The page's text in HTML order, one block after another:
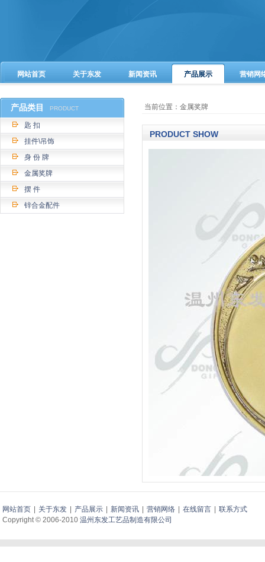
网站首页 关于东发 新闻资讯 产品展示 营销网
产品类目 PRODUCT
匙 扣
挂件\吊饰
身 份 牌
金属奖牌
摆 件
锌合金配件
当前位置：金属奖牌
PRODUCT SHOW
网站首页 关于东发 产品展示 新闻资讯 营销网络 在线留言
联系方式
Copyright © 2006-2010 温州东发工艺品制造有限公司